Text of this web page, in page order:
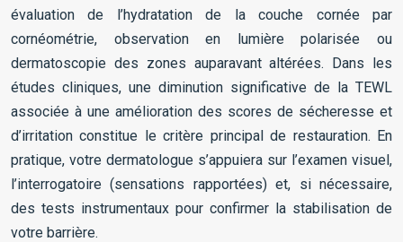
évaluation de l’hydratation de la couche cornée par
cornéométrie, observation en lumière polarisée ou
dermatoscopie des zones auparavant altérées. Dans les
études cliniques, une diminution significative de la TEWL
associée à une amélioration des scores de sécheresse et
d’irritation constitue le critère principal de restauration. En
pratique, votre dermatologue s’appuiera sur l’examen visuel,
l’interrogatoire (sensations rapportées) et, si nécessaire,
des tests instrumentaux pour confirmer la stabilisation de
votre barrière.